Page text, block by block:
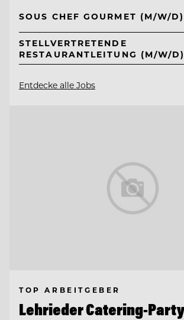
SOUS CHEF GOURMET (M/W/D)
STELLVERTRETENDE
RESTAURANTLEITUNG (M/W/D)
Entdecke alle Jobs
TOP ARBEITGEBER
Lehrieder Catering-